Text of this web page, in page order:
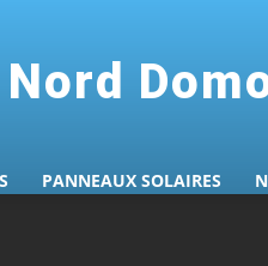
PANNEAUX SOLAIRES